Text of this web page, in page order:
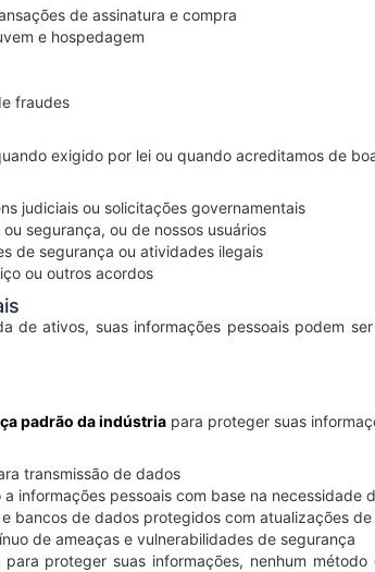
de assinatura e compra
e hospedagem
fraudes
exigido por lei ou quando acreditamos de
judiciais ou solicitações governamentais
segurança, ou de nossos usuários
de segurança ou atividades ilegais
ou outros acordos
de ativos, suas informações pessoais podem
padrão da indústria para proteger suas
transmissão de dados
a informações pessoais com base na necessidade
bancos de dados protegidos com atualizações
de ameaças e vulnerabilidades de segurança
para proteger suas informações, nenhum